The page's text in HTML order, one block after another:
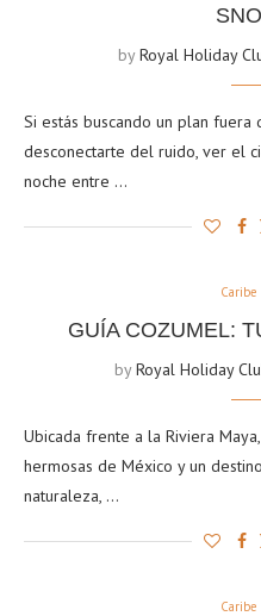
byRoyal Holiday
Si estás buscando un plan
desconectarte del ruido, ver el
noche entre …
Caribe
GUÍA COZUMEL:
byRoyal Holiday
Ubicada frente a la Riviera
hermosas de México y un
naturaleza, …
Caribe